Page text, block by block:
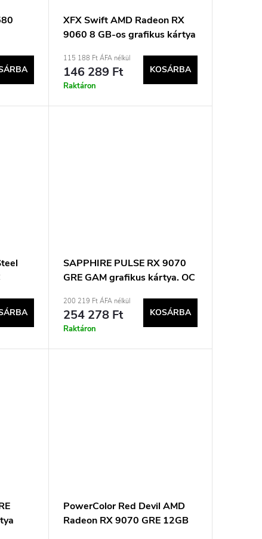
XFX Swift AMD Radeon RX
9060 8 GB-os grafikus kártya
115 188 Ft ÁFA nélkül
146 289 Ft
Raktáron
KOSÁRBA
SAPPHIRE PULSE RX 9070
GRE GAM grafikus kártya. OC
200 219 Ft ÁFA nélkül
254 278 Ft
Raktáron
KOSÁRBA
PowerColor Red Devil AMD
Radeon RX 9070 GRE 12GB